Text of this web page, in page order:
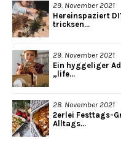
29. November 2021
Hereinspaziert
tricksen...
29. November 2021
Ein hyggeliger
„life...
28. November 2021
2erlei Festtags-
Alltags...